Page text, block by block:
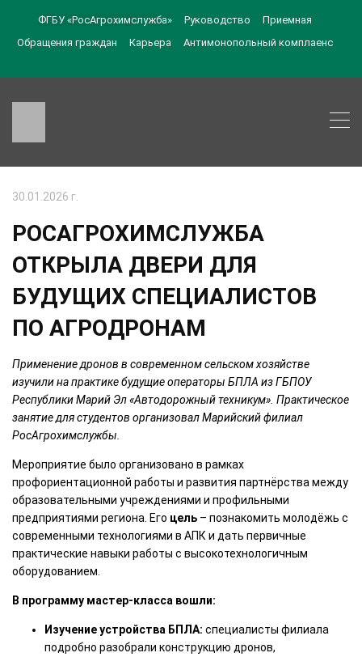
ФГБУ «РосАгрохимслужба» Руководство
Приемная
Обращения граждан
Карьера Антимонопольный комплаенс
30.01.2026 г.
РОСАГРОХИМСЛУЖБА
ОТКРЫЛА ДВЕРИ ДЛЯ
БУДУЩИХ СПЕЦИАЛИСТОВ
ПО АГРОДРОНАМ
Применение дронов в современном сельском хозяйстве
изучили на практике будущие операторы БПЛА из ГБПОУ
Республики Марий Эл «Автодорожный техникум». Практическое
занятие для студентов организовал Марийский филиал
РосАгрохимслужбы.
Мероприятие было организовано в рамках
профориентационной работы и развития партнёрства между
образовательными учреждениями и профильными
предприятиями региона. Его цель – познакомить молодёжь с
современными технологиями в АПК и дать первичные
практические навыки работы с высокотехнологичным
оборудованием.
В программу мастер-класса вошли:
Изучение устройства БПЛА: специалисты филиала
подробно разобрали конструкцию дронов,